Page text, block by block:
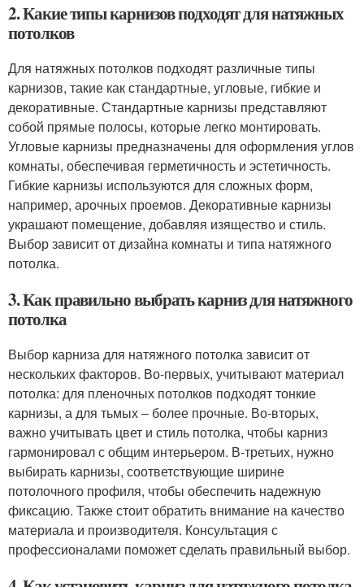
2. Какие типы карнизов подходят для натяжных
потолков
Для натяжных потолков подходят различные типы
карнизов, такие как стандартные, угловые, гибкие и
декоративные. Стандартные карнизы представляют
собой прямые полосы, которые легко монтировать.
Угловые карнизы предназначены для оформления углов
комнаты, обеспечивая герметичность и эстетичность.
Гибкие карнизы используются для сложных форм,
например, арочных проемов. Декоративные карнизы
украшают помещение, добавляя изящество и стиль.
Выбор зависит от дизайна комнаты и типа натяжного
потолка.
3. Как правильно выбрать карниз для натяжного
потолка
Выбор карниза для натяжного потолка зависит от
нескольких факторов. Во-первых, учитывают материал
потолка: для пленочных потолков подходят тонкие
карнизы, а для тьмых – более прочные. Во-вторых,
важно учитывать цвет и стиль потолка, чтобы карниз
гармонировал с общим интерьером. В-третьих, нужно
выбирать карнизы, соответствующие ширине
потолочного профиля, чтобы обеспечить надежную
фиксацию. Также стоит обратить внимание на качество
материала и производителя. Консультация с
профессионалами поможет сделать правильный выбор.